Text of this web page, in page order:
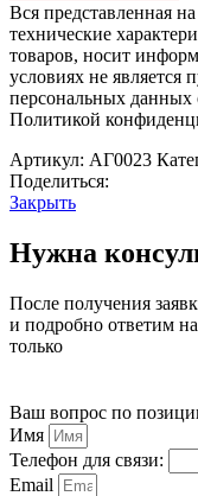
Вся представленная
технические
товаров, носит
условиях не является
персональных данных
Политикой
Артикул: АГ0023
Поделиться:
Закрыть
Нужна
После получения
и подробно ответим
только
Ваш вопрос по
Имя
Телефон для связи:
Email